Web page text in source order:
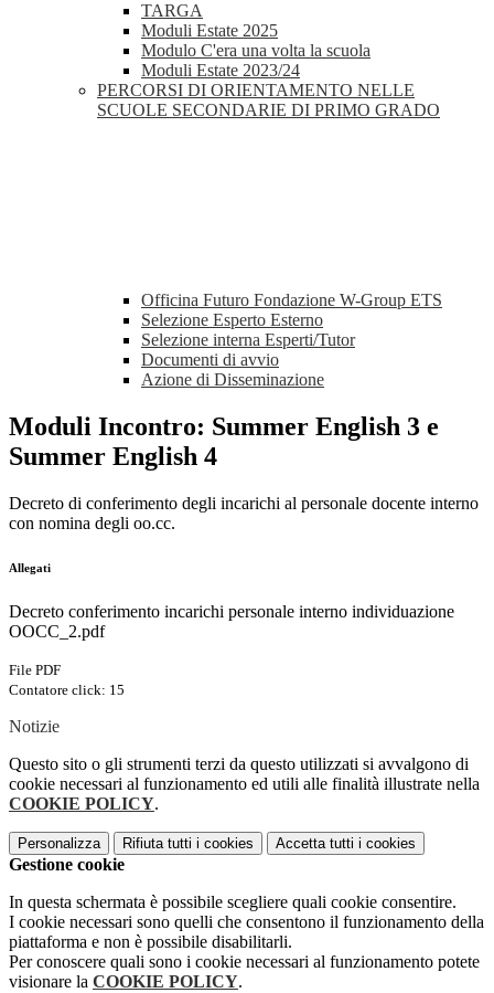
TARGA
Moduli Estate 2025
Modulo C'era una volta la scuola
Moduli Estate 2023/24
PERCORSI DI ORIENTAMENTO NELLE
SCUOLE SECONDARIE DI PRIMO GRADO
Officina Futuro Fondazione W-Group ETS
Selezione Esperto Esterno
Selezione interna Esperti/Tutor
Documenti di avvio
Azione di Disseminazione
Moduli Incontro: Summer English 3 e
Summer English 4
Decreto di conferimento degli incarichi al personale docente interno
con nomina degli oo.cc.
Allegati
Decreto conferimento incarichi personale interno individuazione
OOCC_2.pdf
File PDF
Contatore click: 15
Notizie
Questo sito o gli strumenti terzi da questo utilizzati si avvalgono di
cookie necessari al funzionamento ed utili alle finalità illustrate nella
COOKIE POLICY.
Personalizza Rifiuta tutti i cookies Accetta tutti i cookies
Gestione cookie
In questa schermata è possibile scegliere quali cookie consentire.
I cookie necessari sono quelli che consentono il funzionamento della
piattaforma e non è possibile disabilitarli.
Per conoscere quali sono i cookie necessari al funzionamento potete
visionare la COOKIE POLICY.